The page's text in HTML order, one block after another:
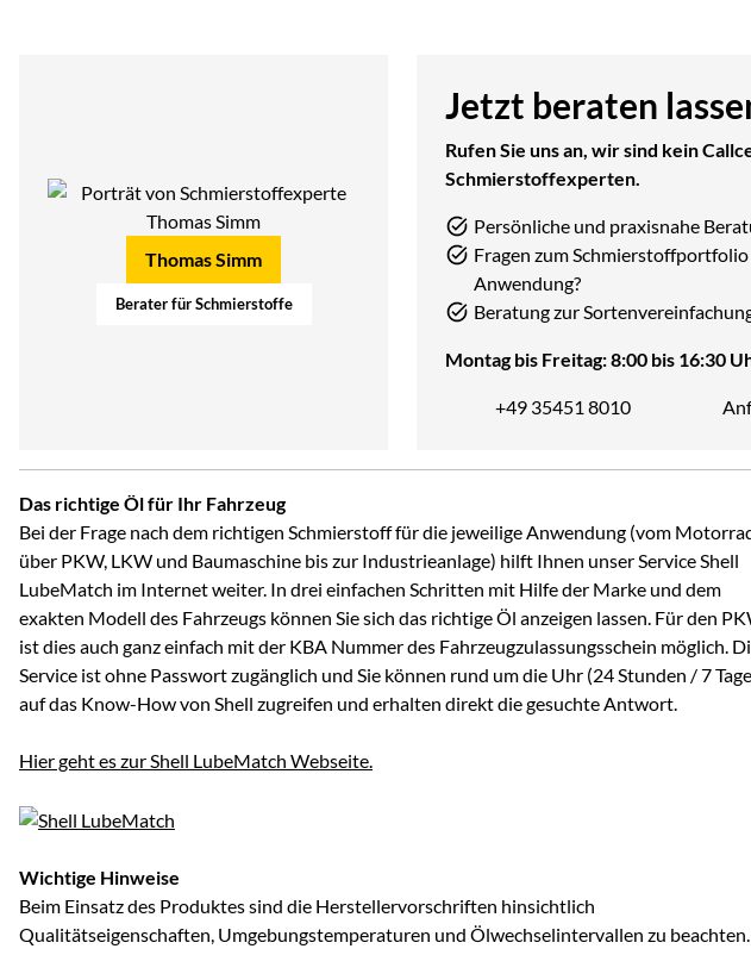
Thomas Simm
Berater für Schmierstoffe
Jetzt beraten
Rufen Sie uns an, wir sind kein
Schmierstoffexperten.
Persönliche und praxisnahe
Fragen zum
Anwendung?
Beratung zur
Montag bis Freitag: 8:00 bis 16:30
Telefon:
+49 35451 8010
Das richtige Öl für Ihr Fahrzeug
Bei der Frage nach dem richtigen Schmierstoff für die jeweilige Anwendung (vom
über PKW, LKW und Baumaschine bis zur Industrieanlage) hilft Ihnen unser Service Shell
LubeMatch im Internet weiter. In drei einfachen Schritten mit Hilfe der Marke und dem
exakten Modell des Fahrzeugs können Sie sich das richtige Öl anzeigen lassen. Für den
ist dies auch ganz einfach mit der KBA Nummer des Fahrzeugzulassungsschein möglich.
Service ist ohne Passwort zugänglich und Sie können rund um die Uhr (24 Stunden / 7
auf das Know-How von Shell zugreifen und erhalten direkt die gesuchte Antwort.
Hier geht es zur Shell LubeMatch Webseite.
Wichtige Hinweise
Beim Einsatz des Produktes sind die Herstellervorschriften hinsichtlich
Qualitätseigenschaften, Umgebungstemperaturen und Ölwechselintervallen zu beachten.